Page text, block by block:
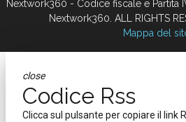
Nextwork360 - Codice fiscale e
Nextwork360. ALL RIGHTS
Mappa del
close
Codice Rss
Clicca sul pulsante per copiare il link